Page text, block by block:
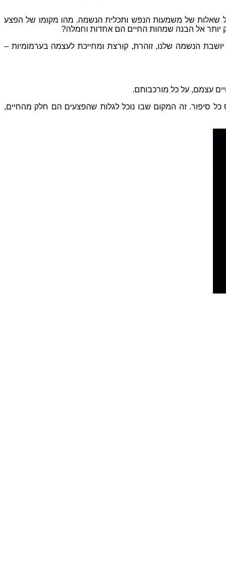
שאלות של משמעות הנפש ותכלית הנשמה. מהו מקומו של הפצע
יותר אל הבנה שמהות החיים הם אחדות וחמלה?
יושבת הנשמה שלנו,זוהרת,קורצת ומחייכת לעצמה בערמומיות –
עצמם, על כל מורכבותם.
כל סיפור.זה המקום שבו נוכל לגלות שהפצעים הם חלק מהחיים,